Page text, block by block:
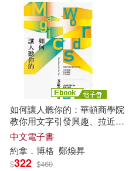
如何讓人聽你的：華頓商學院
教你用文字引發興趣、拉近關
係、有效說服 (電子書)
中文電子書
約拿 ． 博格 鄭煥昇
$322 $460